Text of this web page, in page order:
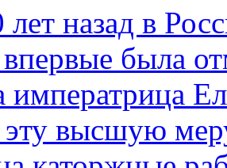
лет назад в
была
императрица
эту высшую